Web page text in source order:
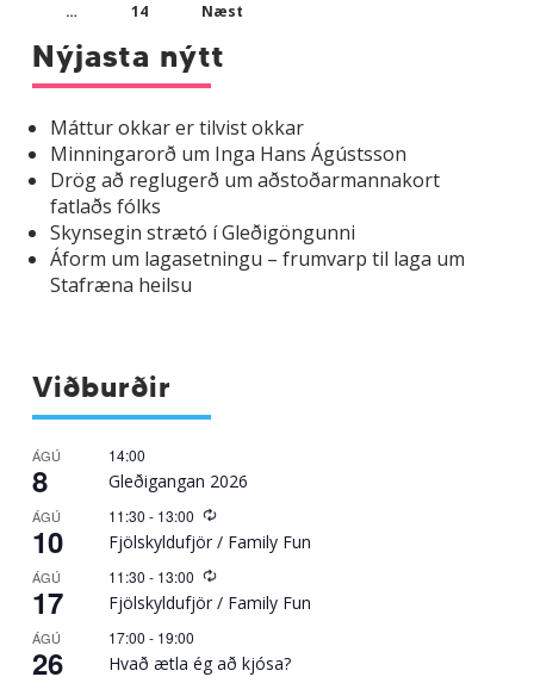
…
14 Næst
Nýjasta nýtt
Máttur okkar er tilvist okkar
Minningarorð um Inga Hans Ágústsson
Drög að reglugerð um aðstoðarmannakort
fatlaðs fólks
Skynsegin strætó í Gleðigöngunni
Áform um lagasetningu – frumvarp til laga um
Stafræna heilsu
Viðburðir
ÁGÚ
8
14:00
Gleðigangan 2026
ÁGÚ
10
11:30 - 13:00
Recurring
Fjölskyldufjör / Family Fun
ÁGÚ
17
11:30 - 13:00
Recurring
Fjölskyldufjör / Family Fun
ÁGÚ
26
17:00 - 19:00
Hvað ætla ég að kjósa?